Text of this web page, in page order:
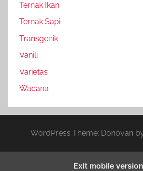
Ternak Ikan
Ternak Sapi
Transgenik
Vanili
Varietas
Wacana
WordPress Theme: Donovan
Exit mobile version